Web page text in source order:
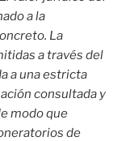
a la
La
a través del
a una estricta
consultada y
modo que
de